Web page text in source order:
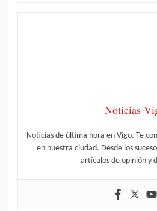
Noticias
Noticias de última hora en Vigo. Te
en nuestra ciudad. Desde los
artículos de opinión y